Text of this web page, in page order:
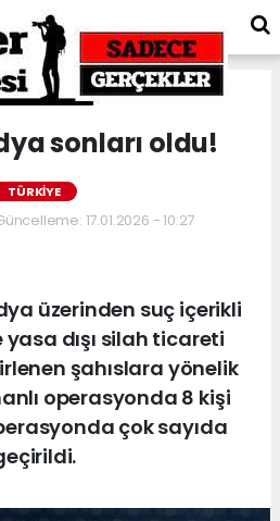
sonları oldu!
TÜRKİYE
17.01.2026 - 10:27
üzerinden suç içerikli
dışı silah ticareti
şahıslara yönelik
operasyonda 8 kişi
çok sayıda